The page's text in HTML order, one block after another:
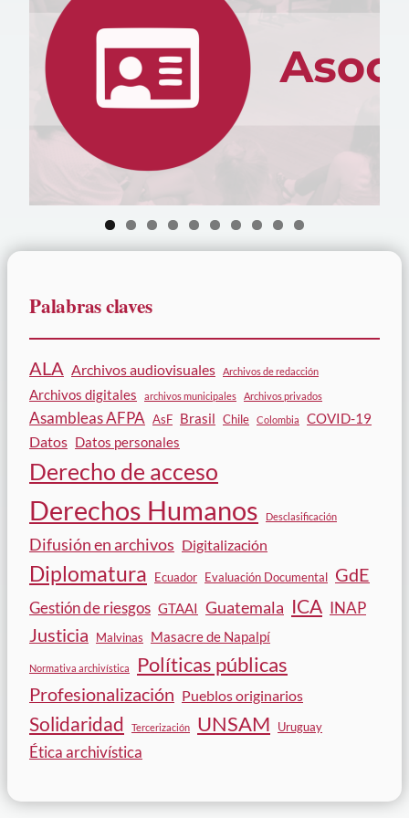
0
Palabras claves
ALA Archivos audiovisuales Archivos de redacción
Archivos digitales archivos municipales Archivos privados
Asambleas AFPA AsF Brasil Chile Colombia COVID-19
Datos Datos personales
Derecho de acceso
Derechos Humanos Desclasificación
Difusión en archivos Digitalización
Diplomatura Ecuador Evaluación Documental GdE
Gestión de riesgos GTAAI Guatemala ICA INAP
Justicia Malvinas Masacre de Napalpí
Normativa archivística Políticas públicas
Profesionalización Pueblos originarios
Solidaridad Tercerización UNSAM Uruguay
Ética archivística